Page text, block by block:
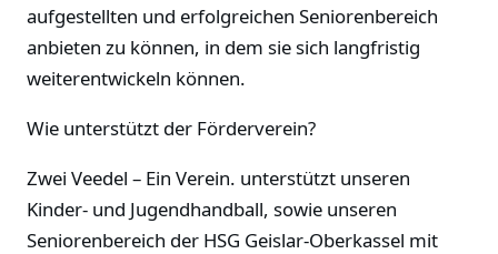
aufgestellten und erfolgreichen Seniorenbereich
anbieten zu können, in dem sie sich langfristig
weiterentwickeln können.
Wie unterstützt der Förderverein?
Zwei Veedel – Ein Verein. unterstützt unseren
Kinder- und Jugendhandball, sowie unseren
Seniorenbereich der HSG Geislar-Oberkassel mit